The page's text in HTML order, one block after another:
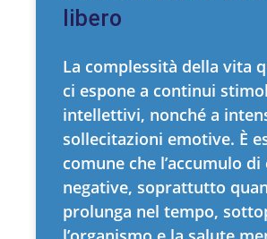
libero
La complessità della vita
ci espone a continui
intellettivi, nonché a
sollecitazioni emotive. È
comune che l’accumulo
negative, soprattutto
prolunga nel tempo,